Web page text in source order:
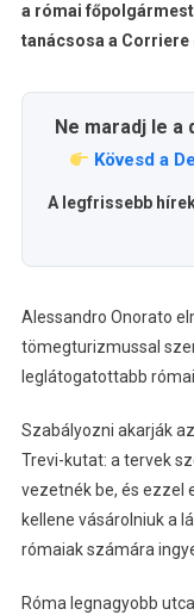
a római
tanácsosa a Corriere
Ne maradj le
Kövesd a
A legfrissebb
Alessandro Onorato
tömegturizmussal
leglátogatottabb
Szabályozni akarják
Trevi-kutat: a tervek
vezetnék be, és ezzel
kellene vásárolniuk a
rómaiak számára
Róma legnagyobb